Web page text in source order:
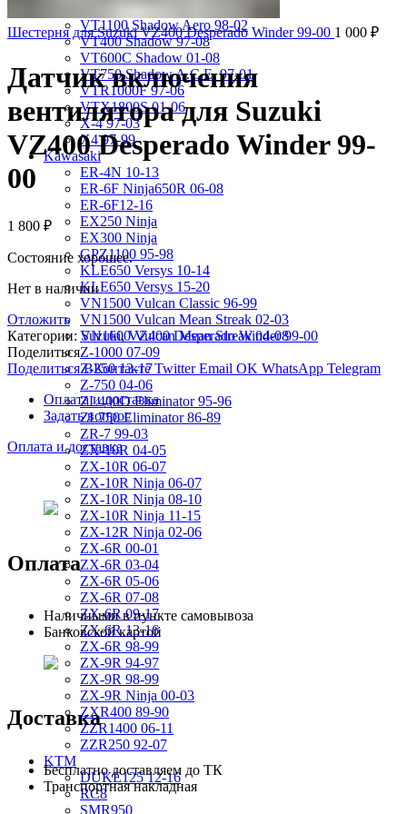
VRX400 95-96
VT1100 Shadow Aero 98-02
VT400 Shadow 97-08
VT600C Shadow 01-08
VT750 Shadow A.C.E. 97-01
VTR1000F 97-06
VTX1800S 01-06
X-4 97-03
X4 97-99
Kawasaki
ER-4N 10-13
ER-6F Ninja650R 06-08
ER-6F12-16
EX250 Ninja
EX300 Ninja
GPZ1100 95-98
KLE650 Versys 10-14
KLE650 Versys 15-20
VN1500 Vulcan Classic 96-99
VN1500 Vulcan Mean Streak 02-03
VN1600 Vulcan Mean Streak 04-08
Z-1000 07-09
Z-250 13-17
Z-750 04-06
ZL400D Eliminator 95-96
ZL750 Eliminator 86-89
ZR-7 99-03
ZX-10R 04-05
ZX-10R 06-07
ZX-10R Ninja 06-07
ZX-10R Ninja 08-10
ZX-10R Ninja 11-15
ZX-12R Ninja 02-06
ZX-6R 00-01
ZX-6R 03-04
ZX-6R 05-06
ZX-6R 07-08
ZX-6R 09-17
ZX-6R 13-16
ZX-6R 98-99
ZX-9R 94-97
ZX-9R 98-99
ZX-9R Ninja 00-03
ZXR400 89-90
ZZR1400 06-11
ZZR250 92-07
KTM
DUKE125 12-16
RC8
SMR950
Шестерня для Suzuki VZ400 Desperado Winder 99-00 1 000 ₽
Датчик включения
вентилятора для Suzuki
VZ400 Desperado Winder 99-
00
1 800 ₽
Состояние хорошее.
Нет в наличии
Отложить
Категории:Suzuki, VZ400 Desperado Winder 99-00
Поделиться
Поделиться ВКонтакте Twitter Email OK WhatsApp Telegram
Оплата и доставка
Задать вопрос
Оплата и доставка
Оплата
Наличными в пункте самовывоза
Банковской картой
Доставка
Бесплатно доставляем до ТК
Транспортная накладная